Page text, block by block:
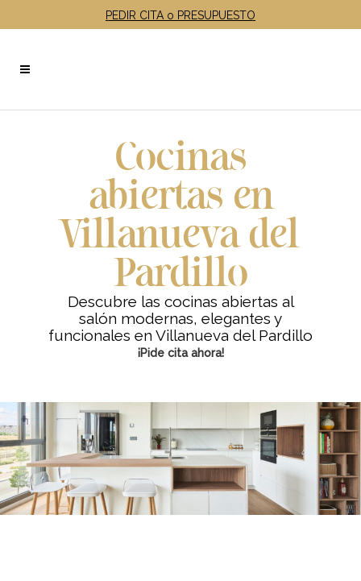
PEDIR CITA o PRESUPUESTO
Cocinas
abiertas en
Villanueva del
Pardillo
Descubre las cocinas abiertas al
salón modernas, elegantes y
funcionales en Villanueva del Pardillo
¡Pide cita ahora!